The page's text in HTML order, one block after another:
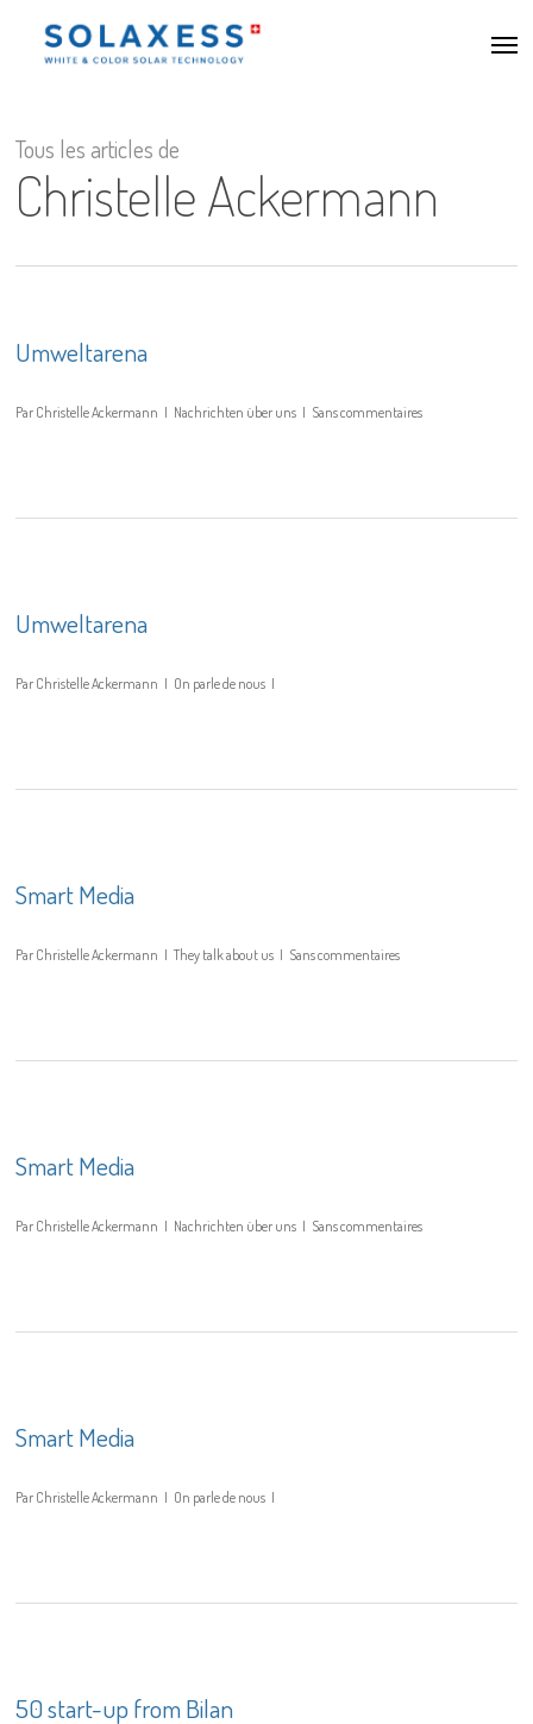
Accéder
principal
Tous les articles de
Christelle Ackermann
Umweltarena
Par Christelle Ackermann Nachrichten über uns Sans commentaires
Umweltarena
Par Christelle Ackermann On parle de nous
Smart Media
Par Christelle Ackermann They talk about us Sans commentaires
Smart Media
Par Christelle Ackermann Nachrichten über uns Sans commentaires
Smart Media
Par Christelle Ackermann On parle de nous
50 start-up from Bilan